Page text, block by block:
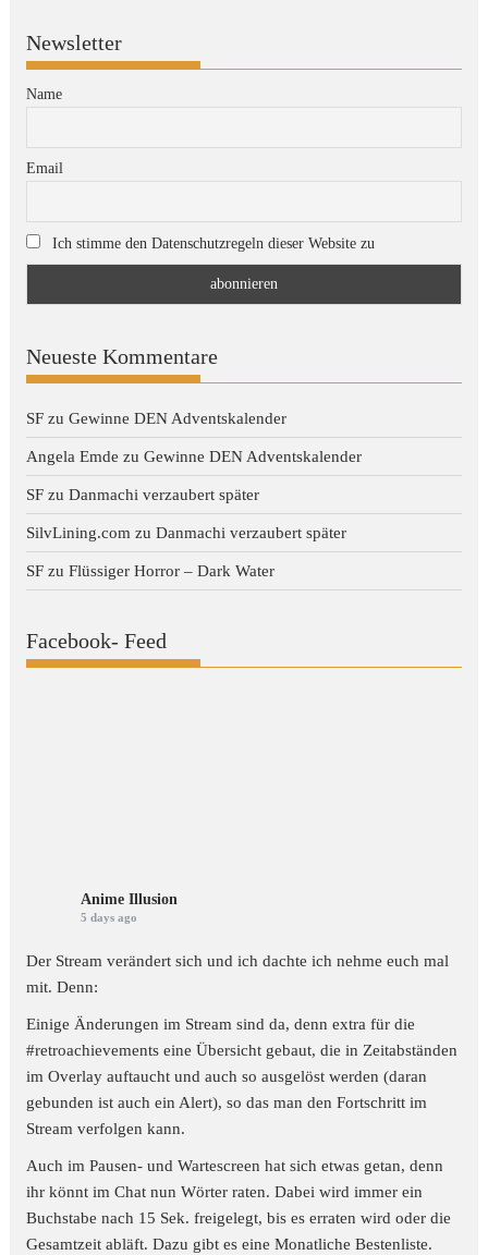
Newsletter
Name
Email
Ich stimme den Datenschutzregeln dieser Website zu
Neueste Kommentare
SF zuGewinne DEN Adventskalender
Angela Emde zuGewinne DEN Adventskalender
SF zuDanmachi verzaubert später
SilvLining.com zuDanmachi verzaubert später
SF zuFlüssiger Horror – Dark Water
Facebook- Feed
Anime Illusion
5 days ago
Der Stream verändert sich und ich dachte ich nehme euch mal
mit. Denn:
Einige Änderungen im Stream sind da, denn extra für die
#retroachievements eine Übersicht gebaut, die in Zeitabständen
im Overlay auftaucht und auch so ausgelöst werden (daran
gebunden ist auch ein Alert), so das man den Fortschritt im
Stream verfolgen kann.
Auch im Pausen- und Wartescreen hat sich etwas getan, denn
ihr könnt im Chat nun Wörter raten. Dabei wird immer ein
Buchstabe nach 15 Sek. freigelegt, bis es erraten wird oder die
Gesamtzeit abläft. Dazu gibt es eine Monatliche Bestenliste.